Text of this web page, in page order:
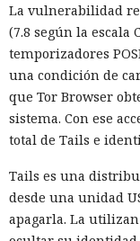
OpenAI GPT-5.6
coincidían con las
servicios: se
desactivaron parte
integrados que
investigadores
reproducir las
los usa.
La alarma se activó
vigilancia detectó
La vulnerabilidad
(7.8 según la escala
temporizadores
una condición de
que Tor Browser
sistema. Con ese
total de Tails e
Tails es una
desde una unidad
apagarla. La